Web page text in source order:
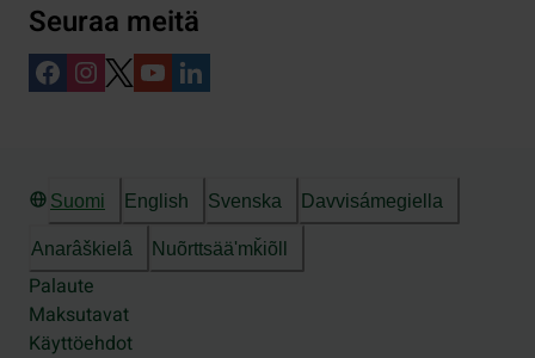
Seuraa meitä
Suomi English Svenska Davvisámegiella
Anarâškielâ Nuõrttsääʹmǩiõll
Palaute
Maksutavat
Käyttöehdot